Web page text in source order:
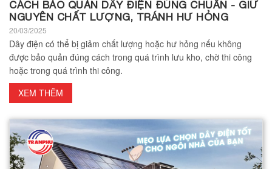
CÁCH BẢO QUẢN DÂY ĐIỆN ĐÚNG CHUẨN - GIỮ
NGUYÊN CHẤT LƯỢNG, TRÁNH HƯ HỎNG
20/03/2025
Dây điện có thể bị giảm chất lượng hoặc hư hỏng nếu không
được bảo quản đúng cách trong quá trình lưu kho, chờ thi công
hoặc trong quá trình thi công.
XEM THÊM